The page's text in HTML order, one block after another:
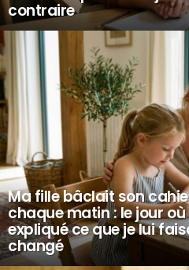
contraire
Ma fille bâclait son
chaque matin : le jour
expliqué ce que je lui
changé